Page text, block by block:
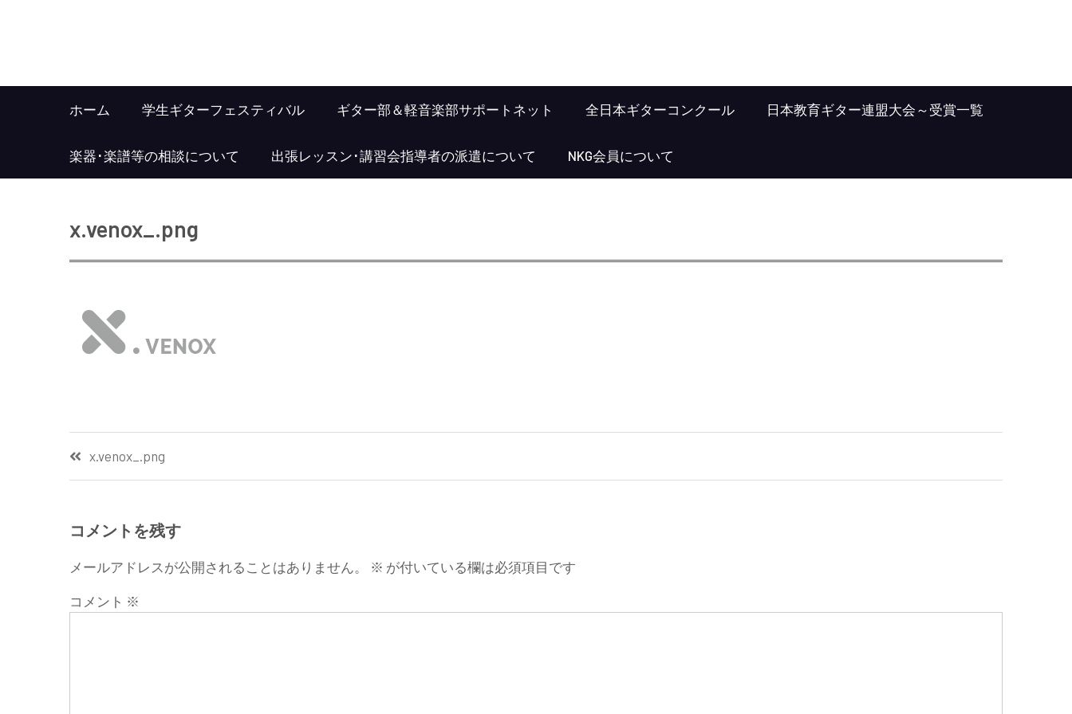
ホーム 学生ギターフェスティバル ギター部＆軽音楽部サポートネット 全日本ギターコンクール 日本教育ギター連盟大会～受賞一覧
楽器･楽譜等の相談について 出張レッスン･講習会指導者の派遣について NKG会員について
x.venox_.png
投
稿
ビ
ゲ
ー
x.venox_.png
コメントを残す
メールアドレスが公開されることはありません。 ※ が付いている欄は必須項目です
コメント ※